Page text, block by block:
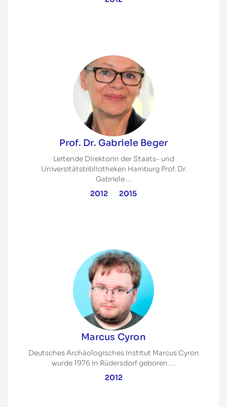
Prof. Dr. Gabriele Beger
Leitende Direktorin der Staats- und
Universitätsbibliotheken Hamburg Prof. Dr.
Gabriele …
2012 2015
Marcus Cyron
Deutsches Archäologisches Institut Marcus Cyron
wurde 1976 in Rüdersdorf geboren. …
2012